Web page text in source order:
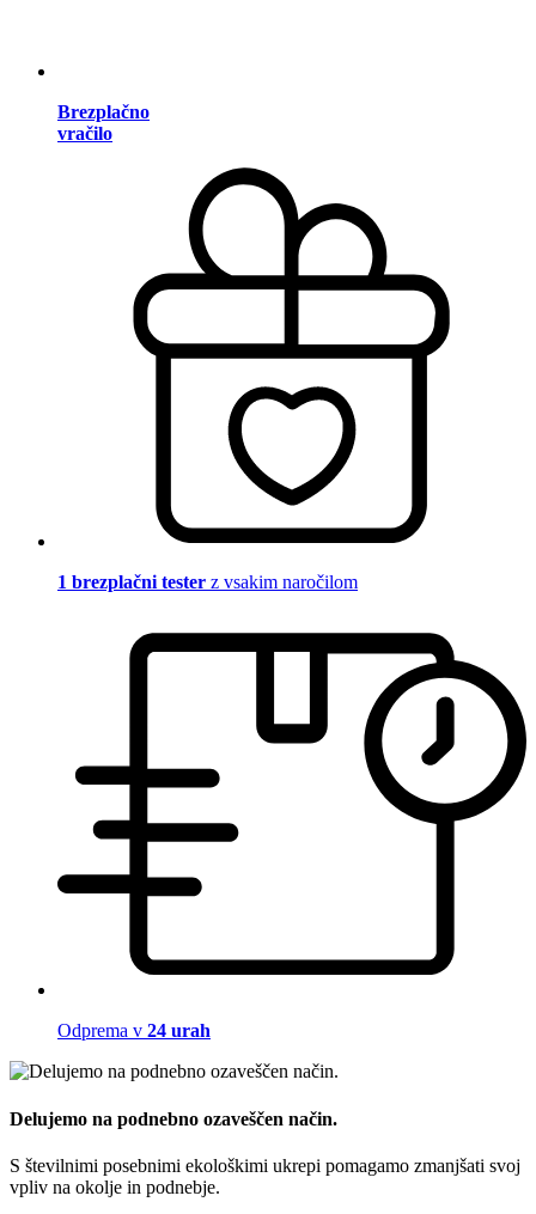
Brezplačno
vračilo
1 brezplačni tester z vsakim naročilom
Odprema v 24 urah
Delujemo na podnebno ozaveščen način.
S številnimi posebnimi ekološkimi ukrepi pomagamo zmanjšati svoj
vpliv na okolje in podnebje.